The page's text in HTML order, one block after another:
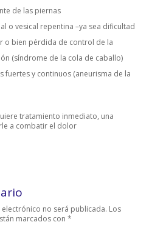
de las piernas
o vesical repentina –ya sea dificultad
o bien pérdida de control de la
(síndrome de la cola de caballo)
fuertes y continuos (aneurisma de la
tratamiento inmediato, una
a combatir el dolor
no será publicada. Los
marcados con *